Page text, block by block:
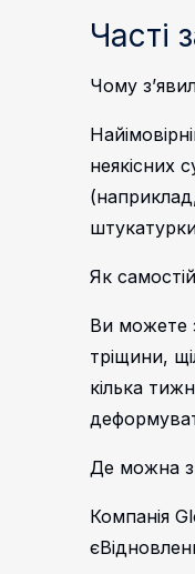
Часті
Чому
неякісних
Як
Ви можете
тріщини,
кілька
Де можна
Компанія